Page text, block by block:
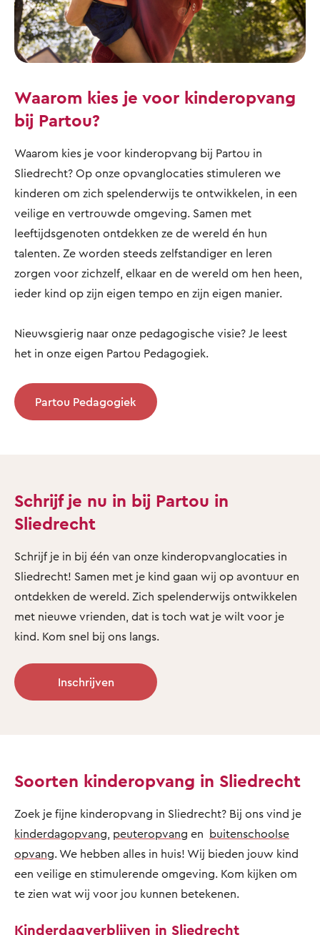
Waarom kies je voor kinderopvang
bij Partou?
Waarom kies je voor kinderopvang bij Partou in
Sliedrecht? Op onze opvanglocaties stimuleren we
kinderen om zich spelenderwijs te ontwikkelen, in een
veilige en vertrouwde omgeving. Samen met
leeftijdsgenoten ontdekken ze de wereld én hun
talenten. Ze worden steeds zelfstandiger en leren
zorgen voor zichzelf, elkaar en de wereld om hen heen,
ieder kind op zijn eigen tempo en zijn eigen manier.
Nieuwsgierig naar onze pedagogische visie? Je leest
het in onze eigen Partou Pedagogiek.
Partou Pedagogiek
Schrijf je nu in bij Partou in
Sliedrecht
Schrijf je in bij één van onze kinderopvanglocaties in
Sliedrecht! Samen met je kind gaan wij op avontuur en
ontdekken de wereld. Zich spelenderwijs ontwikkelen
met nieuwe vrienden, dat is toch wat je wilt voor je
kind. Kom snel bij ons langs.
Inschrijven
Soorten kinderopvang in Sliedrecht
Zoek je fijne kinderopvang in Sliedrecht? Bij ons vind je
kinderdagopvang peuteropvang en buitenschoolse
opvang. We hebben alles in huis! Wij bieden jouw kind
een veilige en stimulerende omgeving. Kom kijken om
te zien wat wij voor jou kunnen betekenen.
Kinderdagverblijven in Sliedrecht